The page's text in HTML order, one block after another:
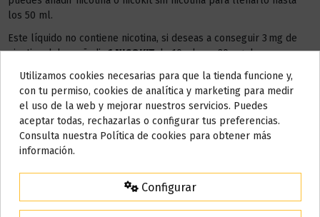
los 50 ml.
Este líquido no contiene nicotina, si deseas a conseguir 3 mg de
nicotina debes añadir1 NICOKITde 10 ml con 20 mg de
nicotina/ml.
AÑADIR NICOKIT DE 3 MG
Detalles del producto
Do not show again.
AVISO IMPORTANTE
Nos tomamos unos días
15% de descuento
Utilizamos cookies necesarias para que la tienda funcione y,
con tu permiso, cookies de analítica y marketing para medir
el uso de la web y mejorar nuestros servicios. Puedes
aceptar todas, rechazarlas o configurar tus preferencias.
Consulta nuestra Política de cookies para obtener más
información.
Configurar